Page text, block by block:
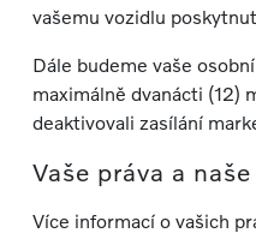
vašemu vozidlu
Dále budeme vaše
maximálně dvanácti (12)
deaktivovali zasílání
Vaše práva a
Více informací o vašich